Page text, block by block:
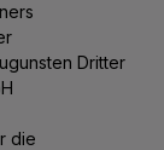
Dritter
die